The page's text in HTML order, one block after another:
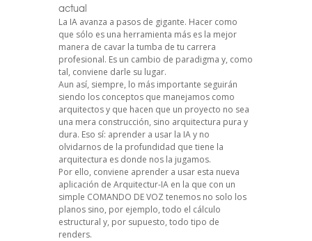
actual
La IA avanza a pasos de gigante. Hacer como
que sólo es una herramienta más es la mejor
manera de cavar la tumba de tu carrera
profesional. Es un cambio de paradigma y, como
tal, conviene darle su lugar.
Aun así, siempre, lo más importante seguirán
siendo los conceptos que manejamos como
arquitectos y que hacen que un proyecto no sea
una mera construcción, sino arquitectura pura y
dura. Eso sí: aprender a usar la IA y no
olvidarnos de la profundidad que tiene la
arquitectura es donde nos la jugamos.
Por ello, conviene aprender a usar esta nueva
aplicación de Arquitectur-IA en la que con un
simple COMANDO DE VOZ tenemos no solo los
planos sino, por ejemplo, todo el cálculo
estructural y, por supuesto, todo tipo de
renders.